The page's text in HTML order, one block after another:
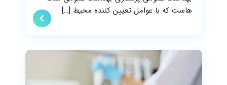
هاست که با عوامل تعیین کننده محیط […]